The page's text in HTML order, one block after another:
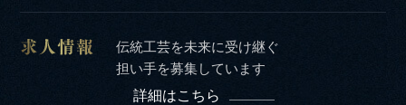
伝統工芸を未来に受け継ぐ
担い手を募集しています
詳細はこちら